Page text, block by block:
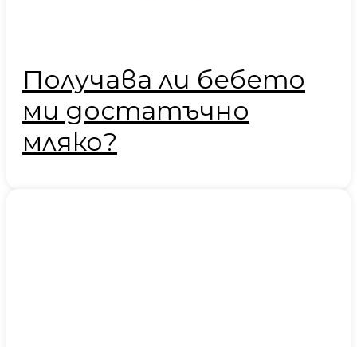
Получава ли бебето
ми достатъчно
мляко?